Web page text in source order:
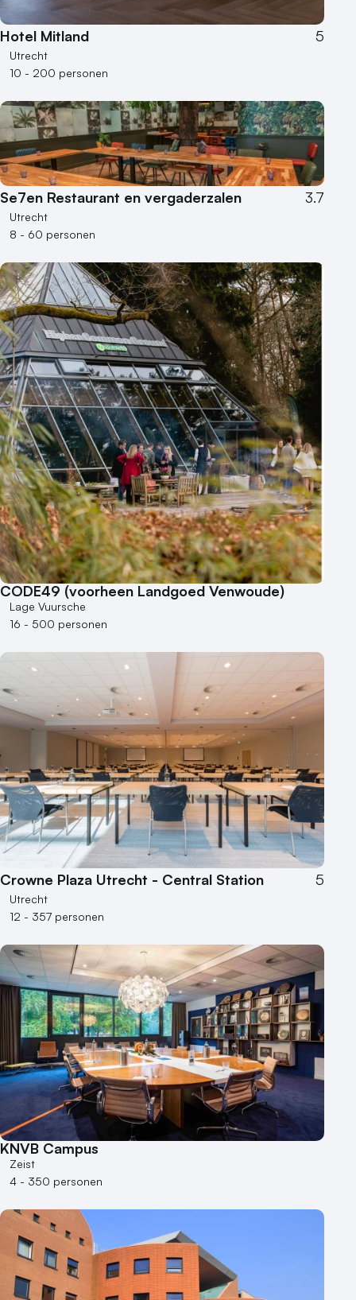
Hotel Mitland 5
Utrecht
10 - 200 personen
Se7en Restaurant en vergaderzalen 3.7
Utrecht
8 - 60 personen
CODE49 (voorheen Landgoed Venwoude)
Lage Vuursche
16 - 500 personen
Crowne Plaza Utrecht - Central Station 5
Utrecht
12 - 357 personen
KNVB Campus
Zeist
4 - 350 personen